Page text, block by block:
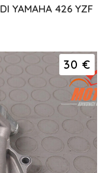
YAMAHA 426 YZF
30 €